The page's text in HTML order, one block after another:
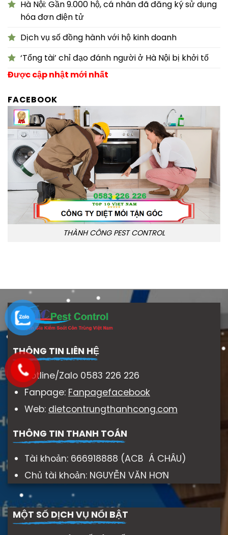
Hà Nội: Gần 9.000 hộ, cá nhân đã đăng ký sử dụng
hóa đơn điện tử
Dịch vụ số đồng hành với hộ kinh doanh
‘Tổng tài’ chỉ đạo đánh người ở Hà Nội bị khởi tố
Được cập nhật mới nhất
FACEBOOK
THÀNH CÔNG PEST CONTROL
THÔNG TIN LIÊN HỆ
Hotline/Zalo 0583 226 226
Fanpage: Fanpagefacebook
Web: dietcontrungthanhcong.com
THÔNG TIN THANH TOÁN
Tài khoản: 666918888 (ACB Á CHÂU)
Chủ tài khoản: NGUYỄN VĂN HƠN
MỘT SỐ DỊCH VỤ NỔI BẬT